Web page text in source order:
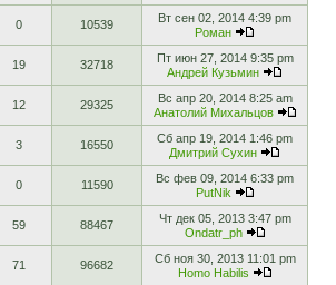
0 10539
Вт сен 02, 2014 4:39 pm
Роман
19 32718
Пт июн 27, 2014 9:35 pm
Андрей Кузьмин
12 29325
Вс апр 20, 2014 8:25 am
Анатолий Михальцов
3 16550
Сб апр 19, 2014 1:46 pm
Дмитрий Сухин
0 11590
Вс фев 09, 2014 6:33 pm
PutNik
59 88467
Чт дек 05, 2013 3:47 pm
Ondatr_ph
71 96682
Сб ноя 30, 2013 11:01 pm
Homo Habilis